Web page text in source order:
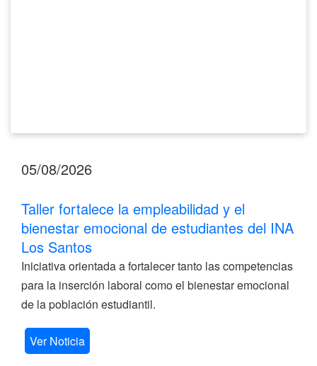
05/08/2026
Taller fortalece la empleabilidad y el
bienestar emocional de estudiantes del INA
Los Santos
Iniciativa orientada a fortalecer tanto las competencias
para la inserción laboral como el bienestar emocional
de la población estudiantil.
Ver Noticia